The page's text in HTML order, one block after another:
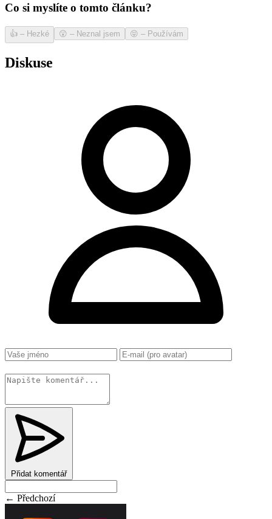
Co si myslíte o tomto článku?
👍 – Hezké 😲 – Neznal jsem 😝 – Používám
Diskuse
Přidat komentář
← Předchozí